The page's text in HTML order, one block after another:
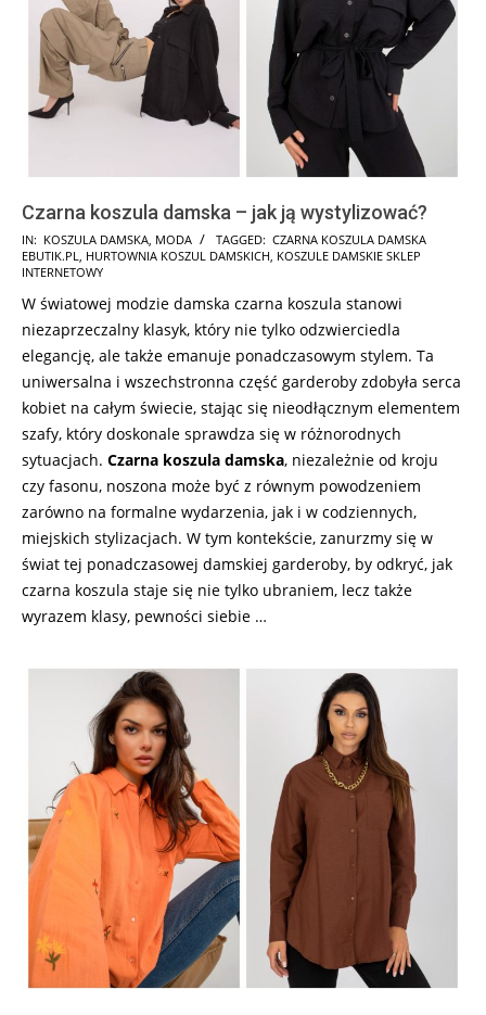
Czarna koszula damska – jak ją wystylizować?
2024-
01-
IN: KOSZULA DAMSKA, MODA TAGGED: CZARNA KOSZULA DAMSKA
EBUTIK.PL, HURTOWNIA KOSZUL DAMSKICH, KOSZULE DAMSKIE SKLEP
INTERNETOWY
W światowej modzie damska czarna koszula stanowi
niezaprzeczalny klasyk, który nie tylko odzwierciedla
elegancję, ale także emanuje ponadczasowym stylem. Ta
uniwersalna i wszechstronna część garderoby zdobyła serca
kobiet na całym świecie, stając się nieodłącznym elementem
szafy, który doskonale sprawdza się w różnorodnych
sytuacjach. Czarna koszula damska, niezależnie od kroju
czy fasonu, noszona może być z równym powodzeniem
zarówno na formalne wydarzenia, jak i w codziennych,
miejskich stylizacjach. W tym kontekście, zanurzmy się w
świat tej ponadczasowej damskiej garderoby, by odkryć, jak
czarna koszula staje się nie tylko ubraniem, lecz także
wyrazem klasy, pewności siebie …